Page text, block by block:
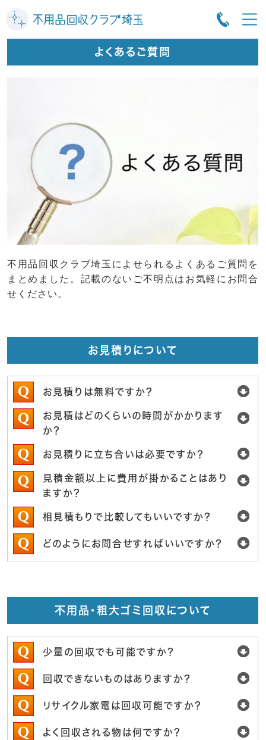
よくあるご質問
不用品回収クラブ埼玉によせられるよくあるご質問を
まとめました。記載のないご不明点はお気軽にお問合
せください。
お見積りについて
お見積りは無料ですか？
お見積はどのくらいの時間がかかります
か？
お見積りに立ち合いは必要ですか？
見積金額以上に費用が掛かることはあり
ますか？
相見積もりで比較してもいいですか？
どのようにお問合せすればいいですか？
不用品・粗大ゴミ回収について
少量の回収でも可能ですか？
回収できないものはありますか？
リサイクル家電は回収可能ですか？
よく回収される物は何ですか？